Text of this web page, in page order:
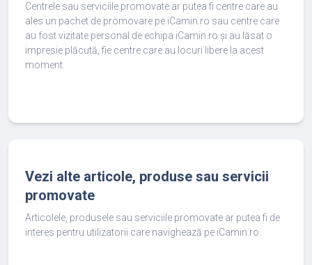
Centrele sau serviciile promovate ar putea fi centre care au
ales un pachet de promovare pe iCamin.ro sau centre care
au fost vizitate personal de echipa iCamin.ro și au lăsat o
impresie plăcută, fie centre care au locuri libere la acest
moment.
Vezi alte articole, produse sau servicii
promovate
Articolele, produsele sau serviciile promovate ar putea fi de
interes pentru utilizatorii care navighează pe iCamin.ro.